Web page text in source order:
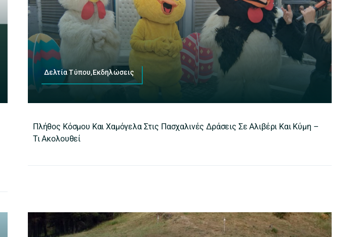
Δελτία Τύπου,Εκδηλώσεις
Πλήθος Κόσμου Και Χαμόγελα Στις Πασχαλινές Δράσεις Σε Αλιβέρι Και Κύμη –
Τι Ακολουθεί